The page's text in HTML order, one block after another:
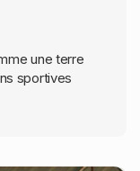
une terre
sportives